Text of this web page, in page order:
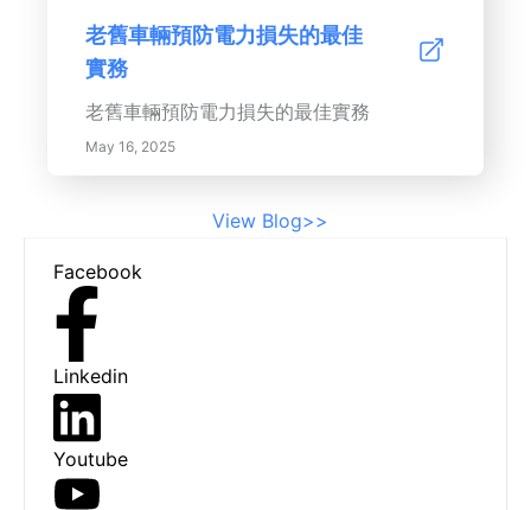
老舊車輛預防電力損失的最佳
實務
老舊車輛預防電力損失的最佳實務
May 16, 2025
View Blog>>
Facebook
Linkedin
Youtube